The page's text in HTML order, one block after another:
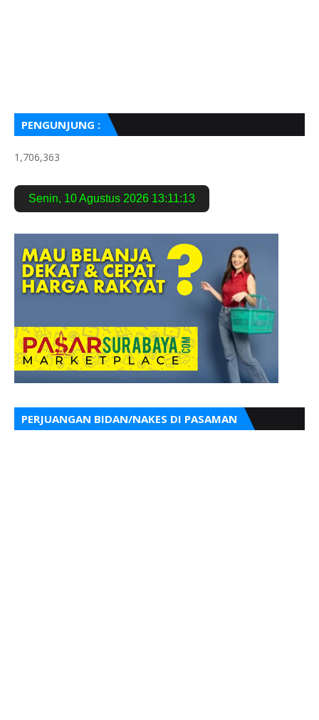
PENGUNJUNG :
1,706,363
Senin, 10 Agustus 2026 13:11:14
PERJUANGAN BIDAN/NAKES DI PASAMAN